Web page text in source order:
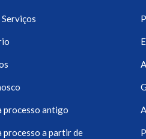
processo antigo
processo a partir de